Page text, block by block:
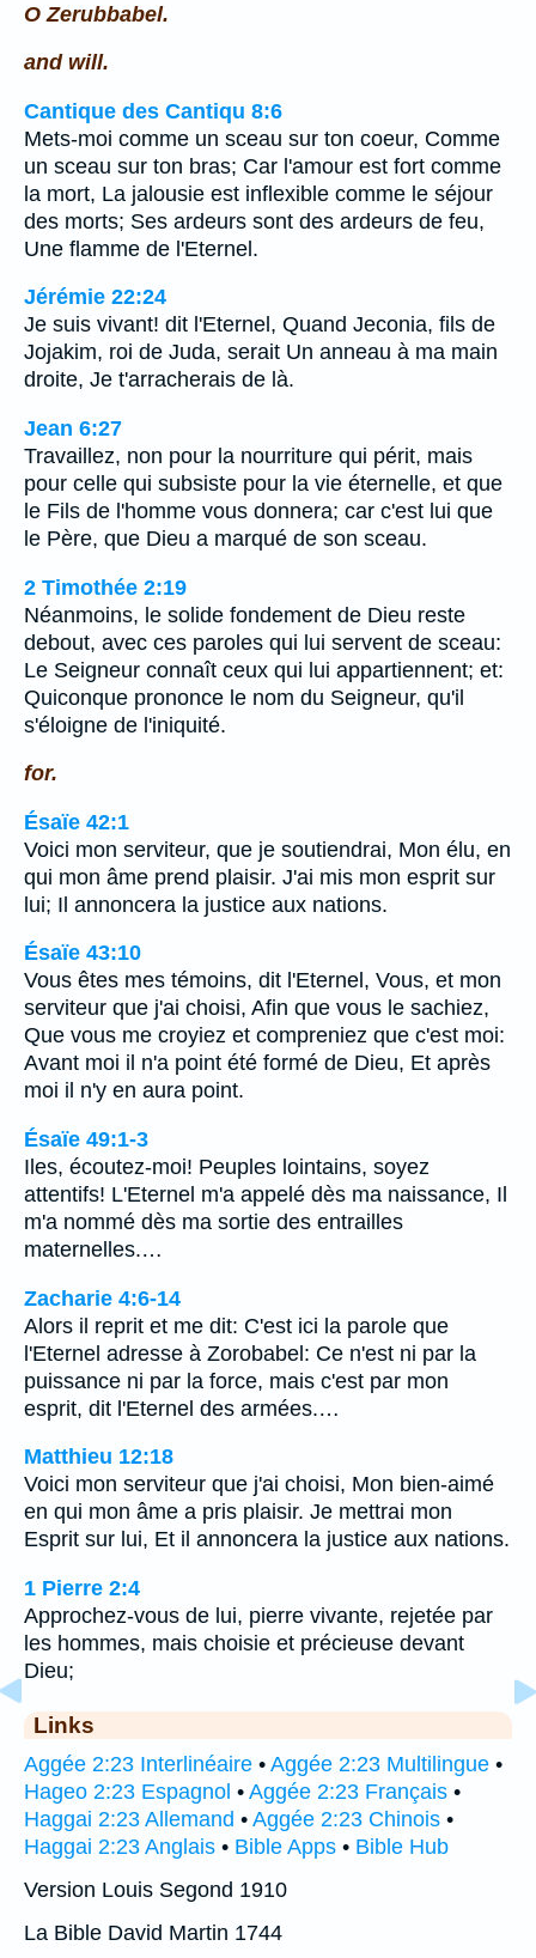
O Zerubbabel.
and will.
Cantique des Cantiqu 8:6
Mets-moi comme un sceau sur ton coeur, Comme
un sceau sur ton bras; Car l'amour est fort comme
la mort, La jalousie est inflexible comme le séjour
des morts; Ses ardeurs sont des ardeurs de feu,
Une flamme de l'Eternel.
Jérémie 22:24
Je suis vivant! dit l'Eternel, Quand Jeconia, fils de
Jojakim, roi de Juda, serait Un anneau à ma main
droite, Je t'arracherais de là.
Jean 6:27
Travaillez, non pour la nourriture qui périt, mais
pour celle qui subsiste pour la vie éternelle, et que
le Fils de l'homme vous donnera; car c'est lui que
le Père, que Dieu a marqué de son sceau.
2 Timothée 2:19
Néanmoins, le solide fondement de Dieu reste
debout, avec ces paroles qui lui servent de sceau:
Le Seigneur connaît ceux qui lui appartiennent; et:
Quiconque prononce le nom du Seigneur, qu'il
s'éloigne de l'iniquité.
for.
Ésaïe 42:1
Voici mon serviteur, que je soutiendrai, Mon élu, en
qui mon âme prend plaisir. J'ai mis mon esprit sur
lui; Il annoncera la justice aux nations.
Ésaïe 43:10
Vous êtes mes témoins, dit l'Eternel, Vous, et mon
serviteur que j'ai choisi, Afin que vous le sachiez,
Que vous me croyiez et compreniez que c'est moi:
Avant moi il n'a point été formé de Dieu, Et après
moi il n'y en aura point.
Ésaïe 49:1-3
Iles, écoutez-moi! Peuples lointains, soyez
attentifs! L'Eternel m'a appelé dès ma naissance, Il
m'a nommé dès ma sortie des entrailles
maternelles.…
Zacharie 4:6-14
Alors il reprit et me dit: C'est ici la parole que
l'Eternel adresse à Zorobabel: Ce n'est ni par la
puissance ni par la force, mais c'est par mon
esprit, dit l'Eternel des armées.…
Matthieu 12:18
Voici mon serviteur que j'ai choisi, Mon bien-aimé
en qui mon âme a pris plaisir. Je mettrai mon
Esprit sur lui, Et il annoncera la justice aux nations.
1 Pierre 2:4
Approchez-vous de lui, pierre vivante, rejetée par
les hommes, mais choisie et précieuse devant
Dieu;
Links
Aggée 2:23 Interlinéaire • Aggée 2:23 Multilingue •
Hageo 2:23 Espagnol • Aggée 2:23 Français •
Haggai 2:23 Allemand • Aggée 2:23 Chinois •
Haggai 2:23 Anglais • Bible Apps • Bible Hub
Version Louis Segond 1910
La Bible David Martin 1744